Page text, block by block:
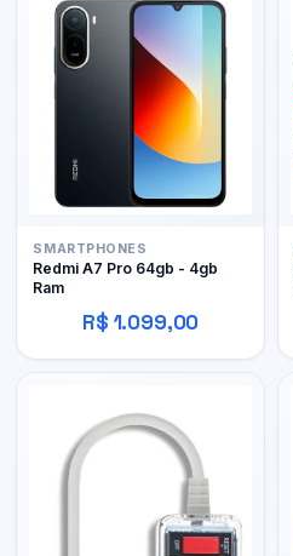
SMARTPHONES
Redmi A7 Pro 64gb - 4gb
Ram
R$ 1.099,00